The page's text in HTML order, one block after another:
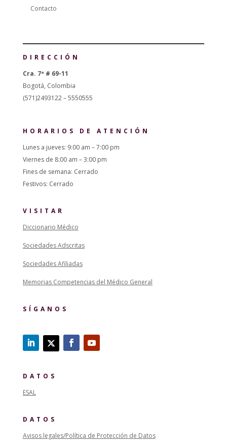
Contacto
DIRECCIÓN
Cra. 7ª # 69-11
Bogotá, Colombia
(571)2493122 – 5550555
HORARIOS DE ATENCIÓN
Lunes a jueves: 9:00 am – 7:00 pm
Viernes de 8:00 am – 3:00 pm
Fines de semana: Cerrado
Festivos: Cerrado
VISITAR
Diccionario Médico
Sociedades Adscritas
Sociedades Afiliadas
Memorias Competencias del Médico General
SÍGANOS
DATOS
ESAL
DATOS
Avisos legales/Política de Protección de Datos